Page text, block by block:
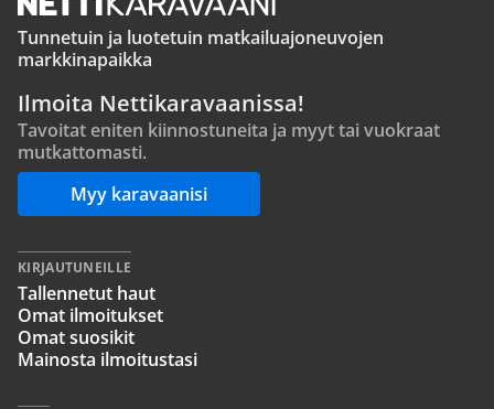
Tunnetuin ja luotetuin matkailuajoneuvojen
markkinapaikka
Ilmoita Nettikaravaanissa!
Tavoitat eniten kiinnostuneita ja myyt tai vuokraat
mutkattomasti.
Myy karavaanisi
KIRJAUTUNEILLE
Tallennetut haut
Omat ilmoitukset
Omat suosikit
Mainosta ilmoitustasi